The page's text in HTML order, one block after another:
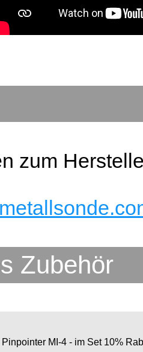
zum
Zubehör
Pinpointer MI-4 - im Set 10%